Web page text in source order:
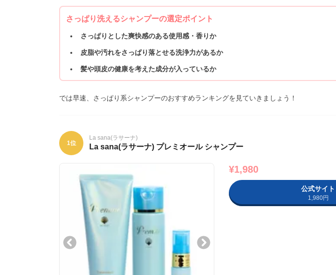
さっぱり洗えるシャンプーの選定ポイント
さっぱりとした爽快感のある使用感・香りか
皮脂や汚れをさっぱり落とせる洗浄力があるか
髪や頭皮の健康を考えた成分が入っているか
では早速、さっぱり系シャンプーのおすすめランキングを見ていきましょう！
1位
La sana(ラサーナ)
La sana(ラサーナ) プレミオール シャンプー
¥1,980
公式サイト
1,980円